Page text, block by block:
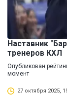
Наставник
тренеров КХЛ
Опубликован
момент
27 октября 2025,